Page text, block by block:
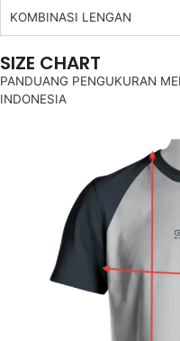
KOMBINASI LENGAN
SIZE CHART
PANDUANG PENGUKURAN
INDONESIA